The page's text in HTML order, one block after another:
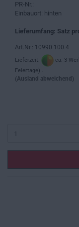
PR-Nr.:
Einbauort: hinten
Lieferumfang: Satz
Art.Nr.: 10990.100.4
Lieferzeit:
ca. 3
Feiertage) .
(Ausland abweichend)